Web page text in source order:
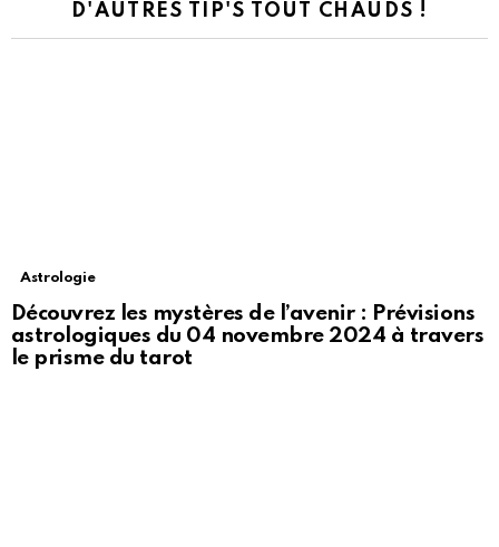
D'AUTRES TIP'S TOUT CHAUDS !
Astrologie
Découvrez les mystères de l’avenir : Prévisions
astrologiques du 04 novembre 2024 à travers
le prisme du tarot